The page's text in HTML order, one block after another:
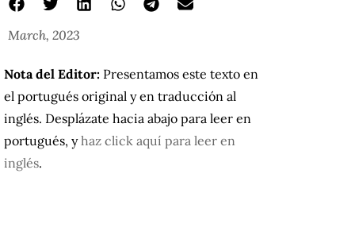
March, 2023
Nota del Editor: Presentamos este texto en
el portugués original y en traducción al
inglés. Desplázate hacia abajo para leer en
portugués, yhaz click aquí para leer en
inglés.